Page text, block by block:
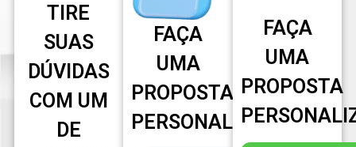
TIRE
SUAS
DÚVIDAS
COM UM
DE
FAÇA
UMA
PROPOSTA
PERSONALIZADA
FAÇA
UMA
PROPOSTA